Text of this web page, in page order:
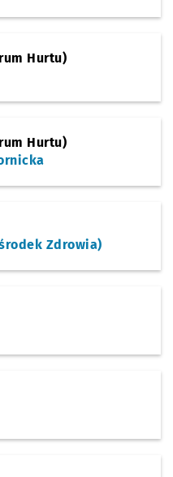
Hurtu)
Hurtu)
Zdrowia)